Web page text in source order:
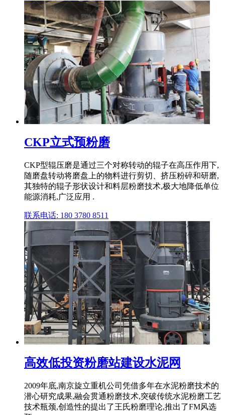
CKP立式预粉磨
CKP型辊压磨是通过三个对称转动的辊子在高压作用下,
随磨盘转动将磨盘上的物料进行剪切、挤压粉碎和研磨,
其独特的辊子形状设计和料层粉磨技术,极大地降低单位
能源消耗,广泛应用 .
联系电话: 180 3780 8511
高效低投资粉磨站建设水泥网
2009年底,南京旋立重机公司凭借多年在水泥粉磨技术的
潜心研究成果,融会贯通粉磨技术,突破传统水泥粉磨工艺
技术瓶颈,创造性的提出了王氏粉磨理论,推出了FM风选